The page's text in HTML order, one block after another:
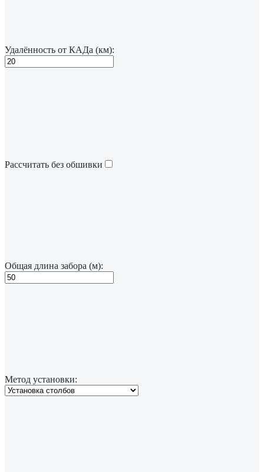
Удалённость от КАДа (км):
Рассчитать без обшивки
Общая длина забора (м):
Метод установки: